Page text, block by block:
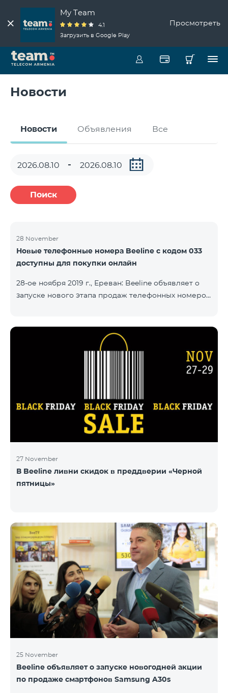
My Team
4.1
Загрузить в Google Play
Просмотреть
Новости
Новости Объявления Все
Поиск
28 November
Новые телефонные номера Beeline с кодом 033
доступны для покупки онлайн
28-ое ноября 2019 г., Ереван: Beeline объявляет о
запуске нового этапа продаж телефонных номеров
телефонный номер с кодом 033 можно при
подключении какого-либо из пакетов «Смарт».
направления онлайн продаж. Через наш сайт
номер будет доставлен по указанному
покупателем адресу. Кр
27 November
В Beeline ливни скидок в преддверии «Черной
пятницы»
25 November
Beeline объявляет о запуске новогодней акции
по продаже смартфонов Samsung A30s